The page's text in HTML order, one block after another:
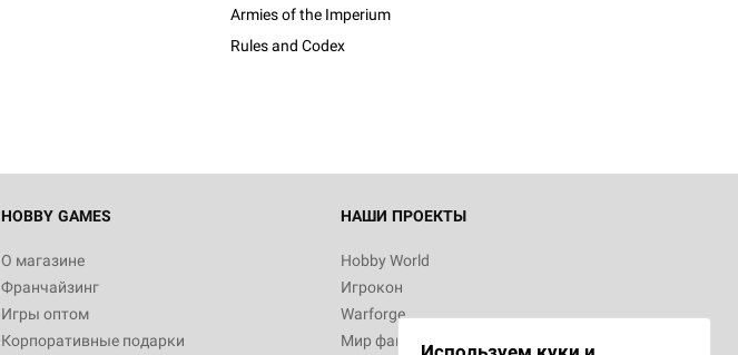
Armies of the Imperium
Rules and Codex
HOBBY GAMES
О магазине
Франчайзинг
Игры оптом
Корпоративные подарки
НАШИ ПРОЕКТЫ
Hobby World
Игрокон
Warforge
Мир фантастики
Настольная игра Hobby World Монстры
Белая смерть
12 990
Настольная игра Hobby World Ужас